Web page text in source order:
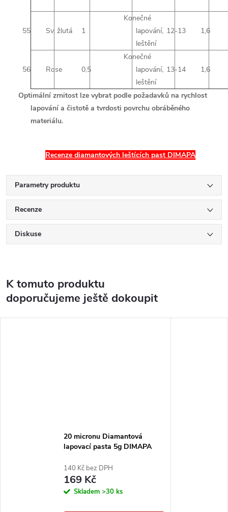
55 Sv. žlutá 1
Konečné
lapování,
leštění
12-13 1,6
56 Rose 0,5
Konečné
lapování,
leštění
13-14 1,6
Optimální zrnitost lze vybrat podle požadavků na rychlost
lapování a čistotě a tvrdosti povrchu obráběného
materiálu.
Recenze diamantových leštících past DIMAPA
Parametry produktu
Recenze
Diskuse
K tomuto produktu
doporučujeme ještě dokoupit
20 micronu Diamantová
lapovací pasta 5g DIMAPA
140 Kč bez DPH
169 Kč
Skladem >30 ks